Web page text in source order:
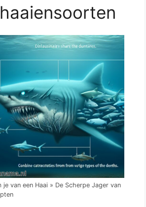
je van een Haai » De Scherpe Jager van